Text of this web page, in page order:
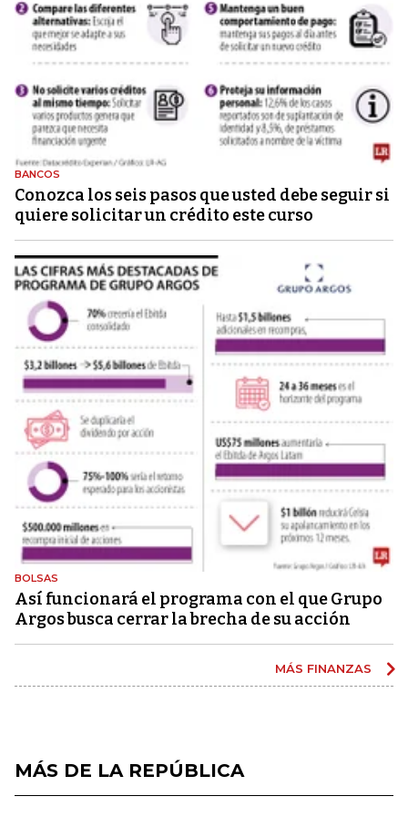
BANCOS
Conozca los seis pasos que usted debe seguir si
quiere solicitar un crédito este curso
BOLSAS
Así funcionará el programa con el que Grupo
Argos busca cerrar la brecha de su acción
MÁS FINANZAS
MÁS DE LA REPÚBLICA